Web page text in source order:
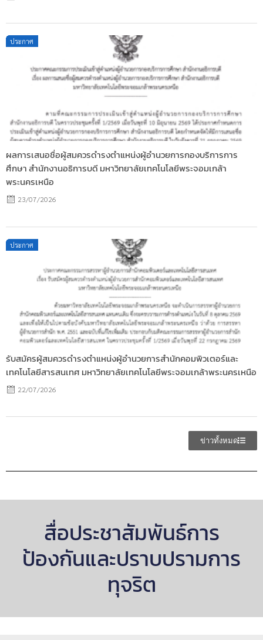
ประกาศ
ผลการเสนอชื่อผู้สมควรดำรงตำแหน่งผู้อำนวยการกองบริการการ
ศึกษา สำนักงานอธิการบดี มหาวิทยาลัยเทคโนโลยีพระจอมเกล้า
พระนครเหนือ
Posted
23/07/2026
ประกาศ
รับสมัครผู้สมควรดำรงตำแหน่งผู้อำนวยการสำนักคอมพิวเตอร์และ
เทคโนโลยีสารสนเทศ มหาวิทยาลัยเทคโนโลยีพระจอมเกล้าพระนครเหนือ
Posted
22/07/2026
ข่าวทั้งหมด
สื่อประชาสัมพันธ์การ
ป้องกันและปราบปรามการ
ทุจริต